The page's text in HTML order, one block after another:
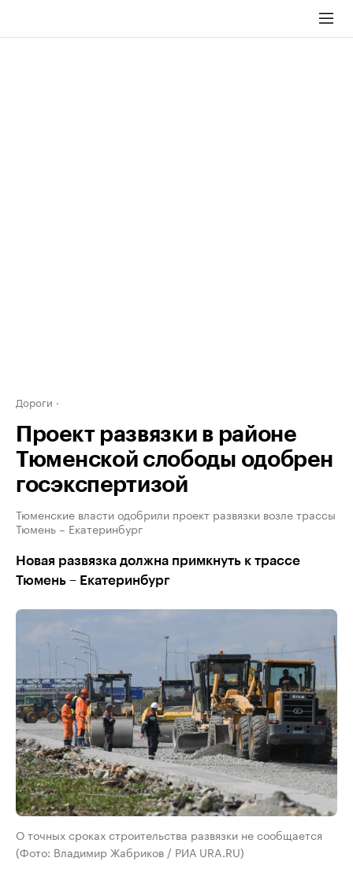
Дороги
Проект развязки в районе
Тюменской слободы одобрен
госэкспертизой
Тюменские власти одобрили проект развязки возле трассы
Тюмень – Екатеринбург
Новая развязка должна примкнуть к трассе
Тюмень – Екатеринбург
О точных сроках строительства развязки не сообщается
(Фото: Владимир Жабриков / РИА URA.RU)